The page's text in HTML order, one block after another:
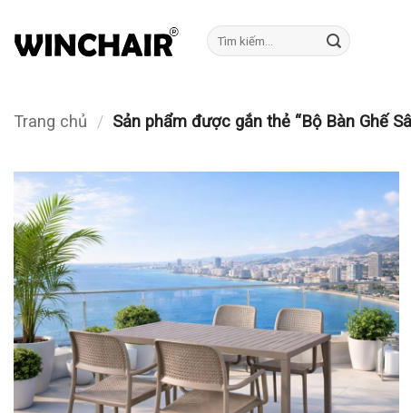
qua
Tìm
kiếm:
Trang chủ / Sản phẩm được gắn thẻ “Bộ Bàn Ghế